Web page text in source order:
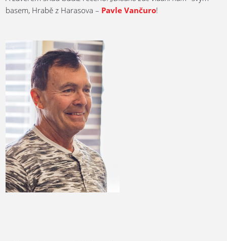
basem, Hrabě z Harasova – Pavle Vančuro!